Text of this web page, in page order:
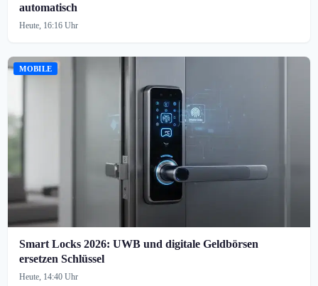
automatisch
Heute, 16:16 Uhr
MOBILE
Smart Locks 2026: UWB und digitale Geldbörsen
ersetzen Schlüssel
Heute, 14:40 Uhr